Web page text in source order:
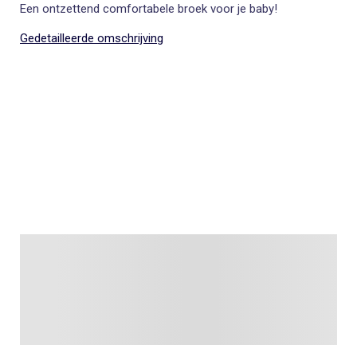
Een ontzettend comfortabele broek voor je baby!
Gedetailleerde omschrijving